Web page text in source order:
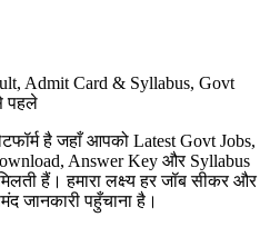
Admit Card & Syllabus, Govt
पहले
है जहाँ आपको Latest Govt Jobs,
Answer Key और Syllabus
हैं। हमारा लक्ष्य हर जॉब सीकर और
जानकारी पहुँचाना है।